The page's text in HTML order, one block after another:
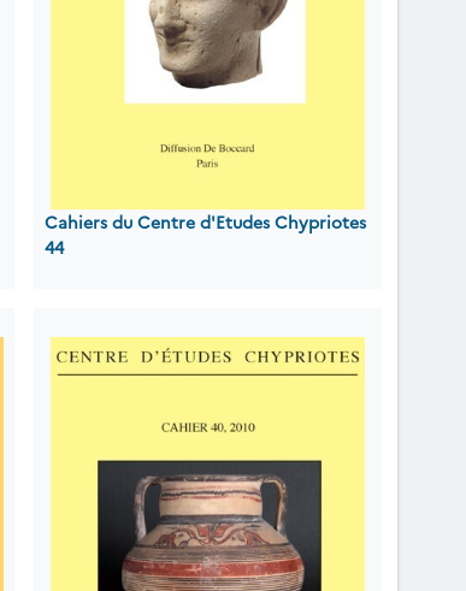
Cahiers du Centre d'Etudes Chypriotes
44